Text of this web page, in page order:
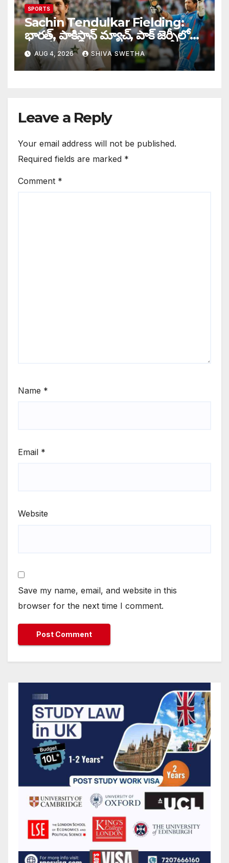
SPORTS
Sachin Tendulkar Fielding:
భారత్, పాకిస్థాన్ మ్యాచ్, పాక్ జెర్సీలో
బరిలోకి దిగిన సచిన్…
AUG 4, 2026 SHIVA SWETHA
Leave a Reply
Your email address will not be published.
Required fields are marked *
Comment *
Name *
Email *
Website
Save my name, email, and website in this
browser for the next time I comment.